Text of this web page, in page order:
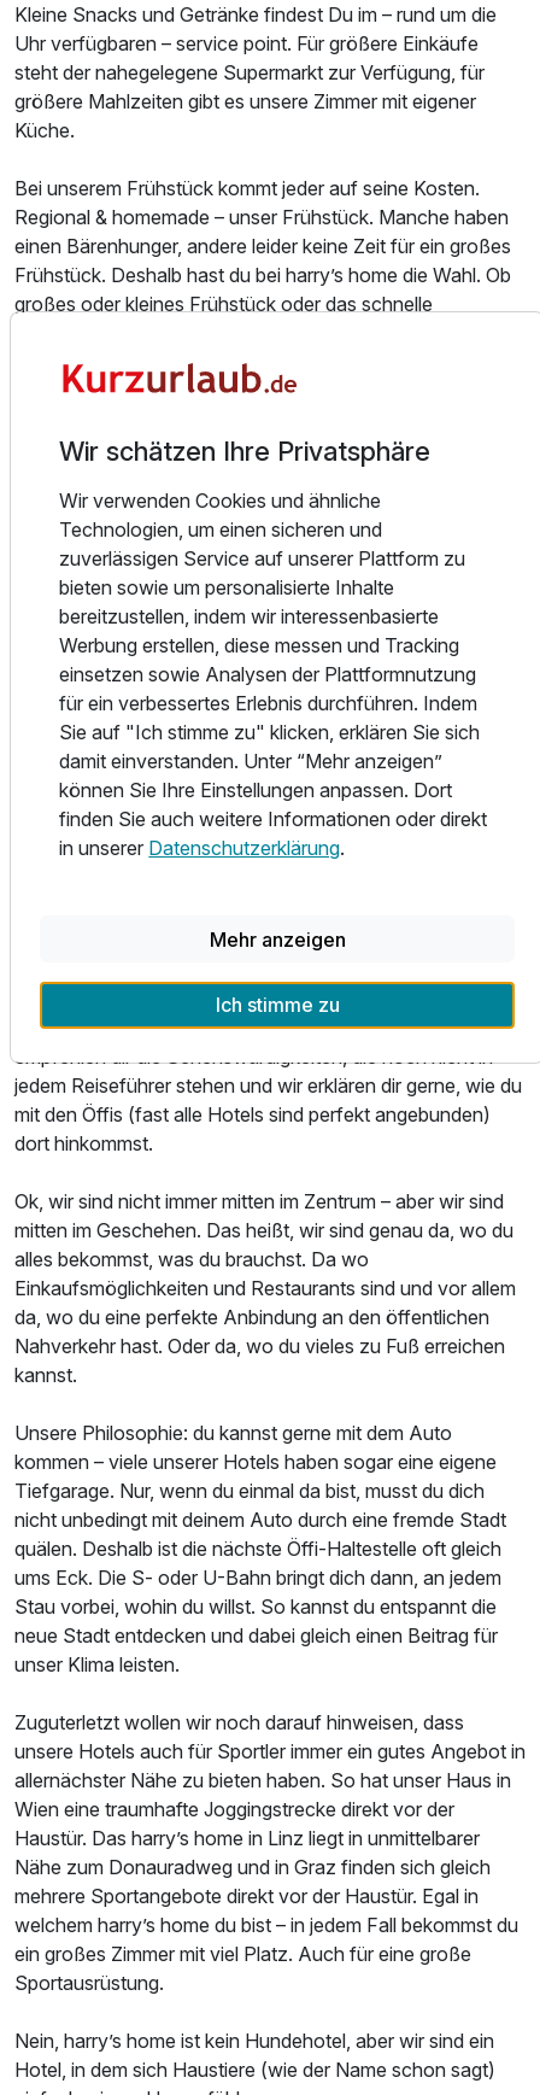
Kleine Snacks und Getränke findest Du im – rund um die
Uhr verfügbaren – service point. Für größere Einkäufe
steht der nahegelegene Supermarkt zur Verfügung, für
größere Mahlzeiten gibt es unsere Zimmer mit eigener
Küche.
Bei unserem Frühstück kommt jeder auf seine Kosten.
Regional & homemade – unser Frühstück. Manche haben
einen Bärenhunger, andere leider keine Zeit für ein großes
Frühstück. Deshalb hast du bei harry’s home die Wahl. Ob
großes oder kleines Frühstück oder das schnelle
und zahlst nur das, was du wirklich brauchst. Du bestimmst
nicht nur, ob du ein Frühstück haben willst, sondern auch
kein umfangreiches Buffet – wer dagegen mit der Familie
warme Eierspeisen, frische Früchte und die umfangreiche
Müsli-Station. Und wer gar keine Zeit hat, aber in der Früh
unbedingt einen Kaffee benötigt? Der bestellt sich einfach
eine Nespresso-Maschine aufs Zimmer.
Zum Baukasten von harry’s home gehört aber noch viel
mehr: Der service point mit Automaten für alle Dinge des
täglichen Bedarfs, Getränke und Snacks. Oder – ganz
anders gedacht – unsere Zimmer mit eigener Küche. Hier
kannst du mit der ganzen Familie Spaghetti kochen, dir
selbst ein reichhaltiges Frühstück zubereiten oder deine
Liebste (und natürlich auch deinen Liebsten) mit einem
Candle-Light-Dinner verwöhnen.
entdecken, dann stehen wir dir gerne mit Rat und Tat zur
Gegend, nennen dir die besten Restaurants oder die
günstigsten – ganz nach deinem Geschmack. Wir
empfehlen dir die Sehenswürdigkeiten, die noch nicht in
jedem Reiseführer stehen und wir erklären dir gerne, wie du
mit den Öffis (fast alle Hotels sind perfekt angebunden)
dort hinkommst.
Ok, wir sind nicht immer mitten im Zentrum – aber wir sind
mitten im Geschehen. Das heißt, wir sind genau da, wo du
alles bekommst, was du brauchst. Da wo
Einkaufsmöglichkeiten und Restaurants sind und vor allem
da, wo du eine perfekte Anbindung an den öffentlichen
Nahverkehr hast. Oder da, wo du vieles zu Fuß erreichen
kannst.
Unsere Philosophie: du kannst gerne mit dem Auto
kommen – viele unserer Hotels haben sogar eine eigene
Tiefgarage. Nur, wenn du einmal da bist, musst du dich
nicht unbedingt mit deinem Auto durch eine fremde Stadt
quälen. Deshalb ist die nächste Öffi-Haltestelle oft gleich
ums Eck. Die S- oder U-Bahn bringt dich dann, an jedem
Stau vorbei, wohin du willst. So kannst du entspannt die
neue Stadt entdecken und dabei gleich einen Beitrag für
unser Klima leisten.
Zuguterletzt wollen wir noch darauf hinweisen, dass
unsere Hotels auch für Sportler immer ein gutes Angebot in
allernächster Nähe zu bieten haben. So hat unser Haus in
Wien eine traumhafte Joggingstrecke direkt vor der
Haustür. Das harry’s home in Linz liegt in unmittelbarer
Nähe zum Donauradweg und in Graz finden sich gleich
mehrere Sportangebote direkt vor der Haustür. Egal in
welchem harry’s home du bist – in jedem Fall bekommst du
ein großes Zimmer mit viel Platz. Auch für eine große
Sportausrüstung.
Nein, harry’s home ist kein Hundehotel, aber wir sind ein
Hotel, in dem sich Haustiere (wie der Name schon sagt)
Wir schätzen Ihre Privatsphäre
Wir verwenden Cookies und ähnliche
Technologien, um einen sicheren und
zuverlässigen Service auf unserer Plattform zu
bieten sowie um personalisierte Inhalte
bereitzustellen, indem wir interessenbasierte
Werbung erstellen, diese messen und Tracking
einsetzen sowie Analysen der Plattformnutzung
für ein verbessertes Erlebnis durchführen. Indem
Sie auf "Ich stimme zu" klicken, erklären Sie sich
damit einverstanden. Unter “Mehr anzeigen”
können Sie Ihre Einstellungen anpassen. Dort
finden Sie auch weitere Informationen oder direkt
in unserer Datenschutzerklärung.
Mehr anzeigen
Ich stimme zu